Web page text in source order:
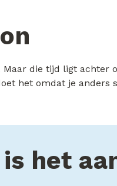
die tijd ligt achter
het omdat je anders
het